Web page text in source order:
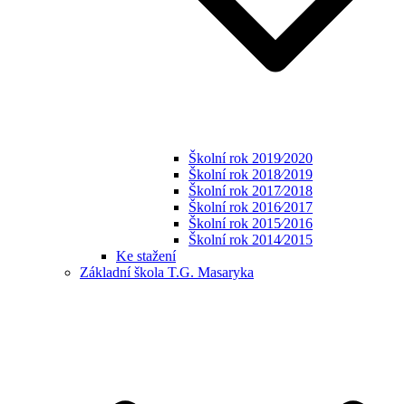
Školní rok 2019⁄2020
Školní rok 2018⁄2019
Školní rok 2017⁄2018
Školní rok 2016⁄2017
Školní rok 2015⁄2016
Školní rok 2014⁄2015
Ke stažení
Základní škola T.G. Masaryka